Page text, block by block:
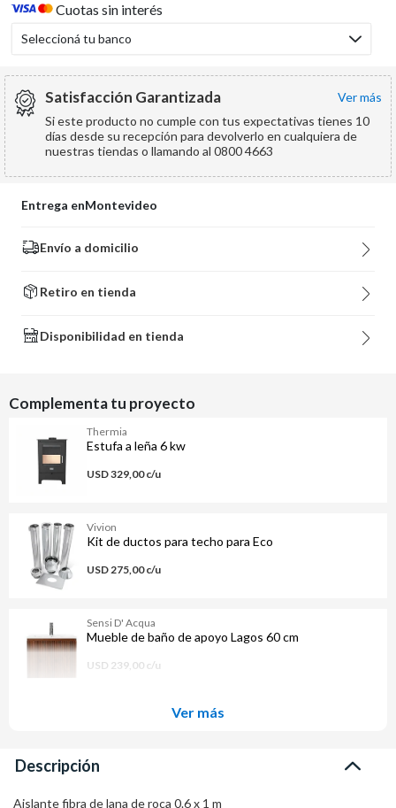
Cuotas sin interés
Seleccioná tu banco
Satisfacción Garantizada
ver más
Si este producto no cumple con tus expectativas tienes 10
días desde su recepción para devolverlo en cualquiera de
nuestras tiendas o llamando al 0800 4663
Entrega enMontevideo
Envío a domicilio
Retiro en tienda
Disponibilidad en tienda
Complementa tu proyecto
Thermia
Estufa a leña 6 kw
USD 329,00 c/u
Vivion
Kit de ductos para techo para Eco
USD 275,00 c/u
Sensi D' Acqua
Mueble de baño de apoyo Lagos 60 cm
USD 239,00 c/u
Ver más
Descripción
Aislante fibra de lana de roca 0.6 x 1 m